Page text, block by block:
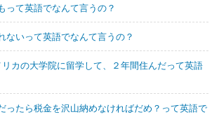
って英語でなんて言うの？
ないって英語でなんて言うの？
カの大学院に留学して、２年間住んだって英語
ったら税金を沢山納めなければだめ？って英語で